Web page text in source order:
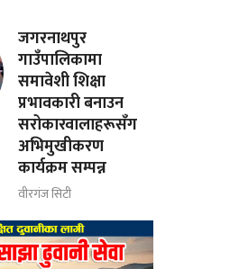
जगरनाथपुर
गाउँपालिकामा
समावेशी शिक्षा
प्रभावकारी बनाउन
सरोकारवालाहरूसँग
अभिमुखीकरण
कार्यक्रम सम्पन्न
वीरगंज सिटी